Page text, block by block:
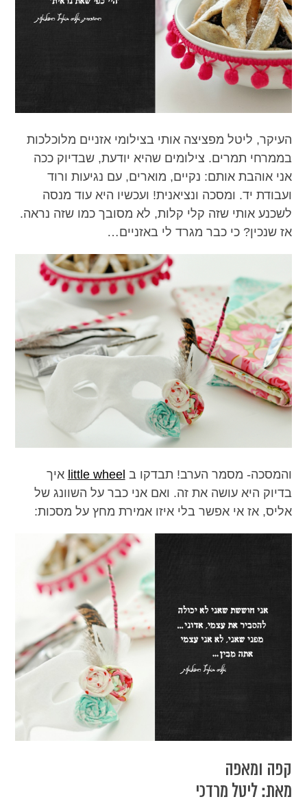
העיקר, ליטל מפציצה אותי בצילומי אזניים מלוכלכות
בממרחי תמרים. צילומים שהיא יודעת, שבדיוק ככה
אני אוהבת אותם: נקיים, מוארים, עם נגיעות ורוד
ועבודת יד. ומסכה ונציאנית! ועכשיו היא עוד מנסה
לשכנע אותי שזה קלי קלות, לא מסובך כמו שזה נראה.
אז שנכין? כי כבר מגרד לי באזניים…
והמסכה- מסמר הערב! תבדקו ב little wheel איך
בדיוק היא עושה את זה. ואם אני כבר על השוונג של
אליס, אז אי אפשר בלי איזו אמירת מחץ על מסכות:
קפה ומאפה
מאת: ליטל מרדכי